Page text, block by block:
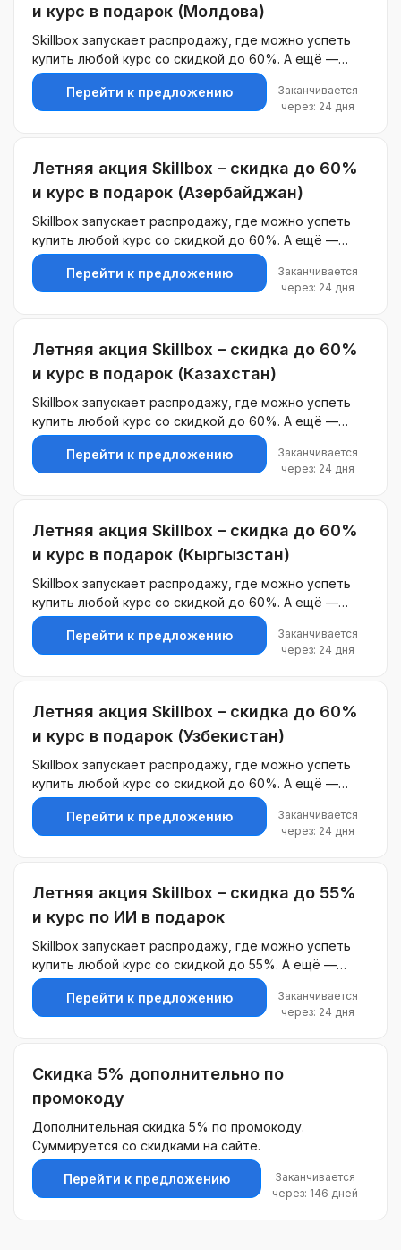
и курс в подарок (Молдова)
Skillbox запускает распродажу, где можно успеть
купить любой курс со скидкой до 60%. А ещё —
каждый, кто выберет обучение в этот период,
получит курс на выбор в подарок.
Перейти к предложению
Заканчивается
через: 24 дня
Летняя акция Skillbox – скидка до 60%
и курс в подарок (Азербайджан)
Skillbox запускает распродажу, где можно успеть
купить любой курс со скидкой до 60%. А ещё —
каждый, кто выберет обучение в этот период,
получит курс на выбор в подарок.
Перейти к предложению
Заканчивается
через: 24 дня
Летняя акция Skillbox – скидка до 60%
и курс в подарок (Казахстан)
Skillbox запускает распродажу, где можно успеть
купить любой курс со скидкой до 60%. А ещё —
каждый, кто выберет обучение в этот период,
получит курс на выбор в подарок.
Перейти к предложению
Заканчивается
через: 24 дня
Летняя акция Skillbox – скидка до 60%
и курс в подарок (Кыргызстан)
Skillbox запускает распродажу, где можно успеть
купить любой курс со скидкой до 60%. А ещё —
каждый, кто выберет обучение в этот период,
получит курс на выбор в подарок.
Перейти к предложению
Заканчивается
через: 24 дня
Летняя акция Skillbox – скидка до 60%
и курс в подарок (Узбекистан)
Skillbox запускает распродажу, где можно успеть
купить любой курс со скидкой до 60%. А ещё —
каждый, кто выберет обучение в этот период,
получит курс на выбор в подарок.
Перейти к предложению
Заканчивается
через: 24 дня
Летняя акция Skillbox – скидка до 55%
и курс по ИИ в подарок
Skillbox запускает распродажу, где можно успеть
купить любой курс со скидкой до 55%. А ещё —
каждый, кто выберет обучение в этот период,
получит курс по ИИ в подарок.
Перейти к предложению
Заканчивается
через: 24 дня
Скидка 5% дополнительно по
промокоду
Дополнительная скидка 5% по промокоду.
Суммируется со скидками на сайте.
Перейти к предложению
Заканчивается
через: 146 дней